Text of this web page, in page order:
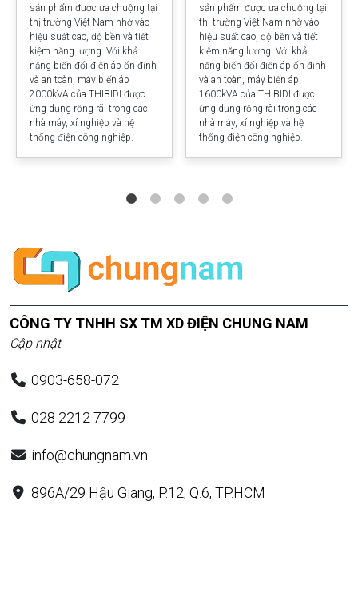
sản phẩm được ưa chuộng tại
thị trường Việt Nam nhờ vào
hiệu suất cao, độ bền và tiết
kiệm năng lượng. Với khả
năng biến đổi điện áp ổn định
và an toàn, máy biến áp
2000kVA của THIBIDI được
ứng dụng rộng rãi trong các
nhà máy, xí nghiệp và hệ
thống điện công nghiệp.
sản phẩm được ưa chuộng tại
thị trường Việt Nam nhờ vào
hiệu suất cao, độ bền và tiết
kiệm năng lượng. Với khả
năng biến đổi điện áp ổn định
và an toàn, máy biến áp
1600kVA của THIBIDI được
ứng dụng rộng rãi trong các
nhà máy, xí nghiệp và hệ
thống điện công nghiệp.
CÔNG TY TNHH SX TM XD ĐIỆN CHUNG NAM
Cập nhật
0903-658-072
028 2212 7799
info@chungnam.vn
896A/29 Hậu Giang, P.12, Q.6, TP.HCM